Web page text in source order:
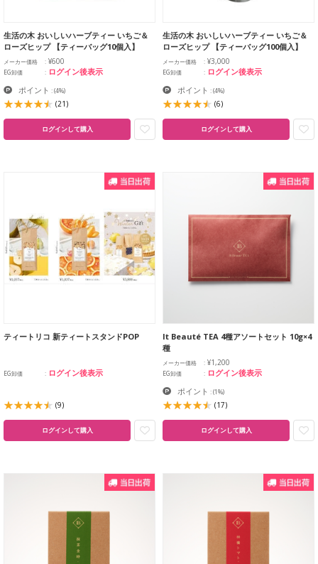
生活の木 おいしいハーブティー いちご＆
ローズヒップ 【ティーバッグ10個入】
メーカー価格 ¥600
EG卸価 ログイン後表示
ポイント :(4%)
(21)
ログインして購入
生活の木 おいしいハーブティー いちご＆
ローズヒップ 【ティーバッグ100個入】
メーカー価格 ¥3,000
EG卸価 ログイン後表示
ポイント :(4%)
(6)
ログインして購入
ティートリコ 新ティートスタンドPOP
EG卸価 ログイン後表示
(9)
ログインして購入
It Beauté TEA 4種アソートセット 10g×4
種
メーカー価格 ¥1,200
EG卸価 ログイン後表示
ポイント :(1%)
(17)
ログインして購入